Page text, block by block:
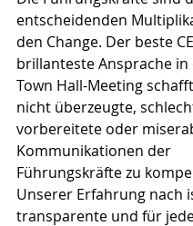
entscheidenden
den Change. Der beste
brillanteste Ansprache in
Town Hall-Meeting
nicht überzeugte,
vorbereitete oder
Kommunikationen der
Führungskräfte zu
Unserer Erfahrung nach
transparente und für